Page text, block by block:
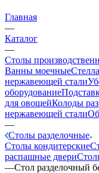
Главная
—
Каталог
—
Столы
Ванны моечные
нержавеющей стали
оборудование
для овощейКолоды
нержавеющей стали
—
Столы разделочные
Столы кондитерские
распашные двери
—Стол разделочный